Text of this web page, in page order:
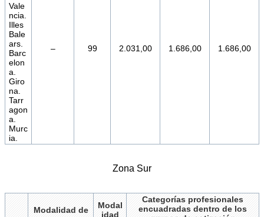
Vale
ncia.
Illes
Bale
ars.
Barc
elon
a.
Giro
na.
Tarr
agon
a.
Murc
ia.
– 99 2.031,00 1.686,00 1.686,00
Zona Sur
Modalidad de
Modal
idad
Categorías profesionales
encuadradas dentro de los